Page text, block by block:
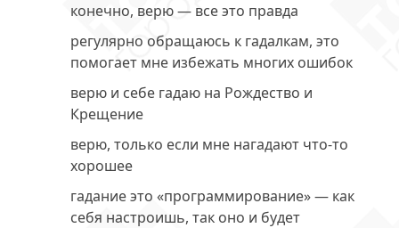
конечно, верю — все это правда
регулярно обращаюсь к гадалкам, это
помогает мне избежать многих ошибок
верю и себе гадаю на Рождество и
Крещение
верю, только если мне нагадают что-то
хорошее
гадание это «программирование» — как
себя настроишь, так оно и будет